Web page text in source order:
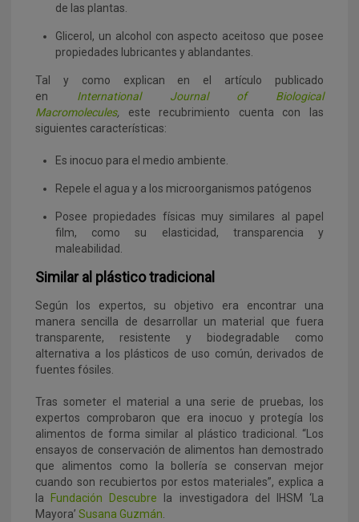
de las plantas.
Glicerol, un alcohol con aspecto aceitoso que posee
propiedades lubricantes y ablandantes.
Tal y como explican en el artículo publicado
en International Journal of Biological
Macromolecules, este recubrimiento cuenta con las
siguientes características:
Es inocuo para el medio ambiente.
Repele el agua y a los microorganismos patógenos
Posee propiedades físicas muy similares al papel
film, como su elasticidad, transparencia y
maleabilidad.
Similar al plástico tradicional
Según los expertos, su objetivo era encontrar una
manera sencilla de desarrollar un material que fuera
transparente, resistente y biodegradable como
alternativa a los plásticos de uso común, derivados de
fuentes fósiles.
Tras someter el material a una serie de pruebas, los
expertos comprobaron que era inocuo y protegía los
alimentos de forma similar al plástico tradicional. “Los
ensayos de conservación de alimentos han demostrado
que alimentos como la bollería se conservan mejor
cuando son recubiertos por estos materiales”, explica a
la
Fundación Descubre la investigadora del IHSM ‘La
Mayora’ Susana Guzmán